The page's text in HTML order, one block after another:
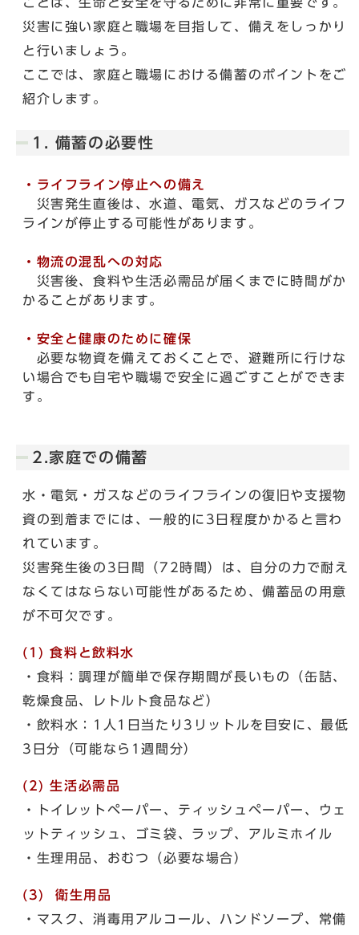
災害に強い家庭と職場を目指して、備えをしっかり
と行いましょう。
ここでは、家庭と職場における備蓄のポイントをご
紹介します。
1. 備蓄の必要性
・ライフライン停止への備え
災害発生直後は、水道、電気、ガスなどのライフ
ラインが停止する可能性があります。
・物流の混乱への対応
災害後、食料や生活必需品が届くまでに時間がか
かることがあります。
・安全と健康のために確保
必要な物資を備えておくことで、避難所に行けな
い場合でも自宅や職場で安全に過ごすことができま
す。
2.家庭での備蓄
水・電気・ガスなどのライフラインの復旧や支援物
資の到着までには、一般的に3日程度かかると言わ
れています。
災害発生後の3日間（72時間）は、自分の力で耐え
なくてはならない可能性があるため、備蓄品の用意
が不可欠です。
(1)食料と飲料水
・食料：調理が簡単で保存期間が長いもの（缶詰、
乾燥食品、レトルト食品など）
・飲料水：1人1日当たり3リットルを目安に、最低
3日分（可能なら1週間分）
(2)生活必需品
・トイレットペーパー、ティッシュペーパー、ウェ
ットティッシュ、ゴミ袋、ラップ、アルミホイル
・生理用品、おむつ（必要な場合）
(3) 衛生用品
・マスク、消毒用アルコール、ハンドソープ、常備